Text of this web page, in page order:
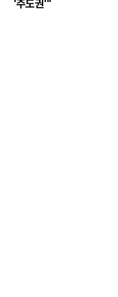
'주도권'"